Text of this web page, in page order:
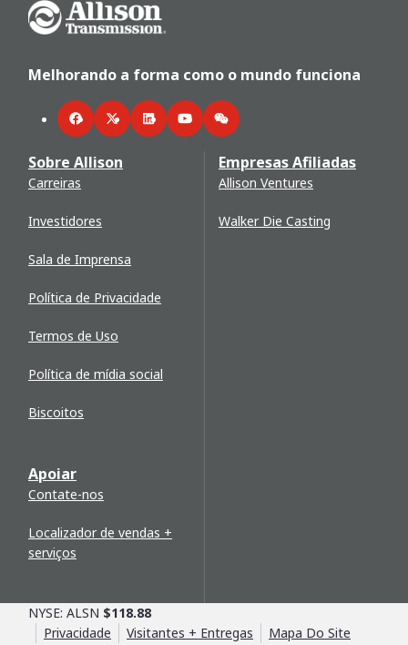
Go Home
Melhorando a forma como o mundo funciona
FacebookTwitterLinkedInYouTubeWeChat
Sobre Allison
Carreiras
Investidores
Sala de Imprensa
Política de Privacidade
Termos de Uso
Política de mídia social
Biscoitos
Apoiar
Contate-nos
Localizador de vendas +
serviços
Empresas Afiliadas
Allison Ventures
Walker Die Casting
NYSE: ALSN $118.88
Privacidade
Visitantes + Entregas Mapa Do Site